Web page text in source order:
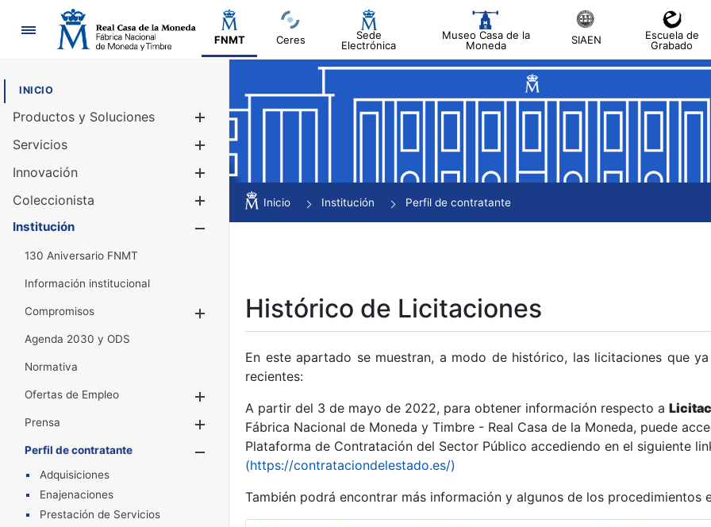
Navegación
FNMT Ceres
Sede
Electrónica
Museo Casa de la
Moneda
SIAEN
Escuela de
Grabado
INICIO
Productos y Soluciones
Mostrar/Ocultar
Servicios
Innovación
Coleccionista
Mostrar/Ocultar
Institución
130 Aniversario FNMT
Información institucional
Compromisos
Mostrar/Ocultar
Agenda 2030 y ODS
Normativa
Ofertas de Empleo
Prensa
Mostrar/Ocultar
Perfil de contratante
Mostrar/Ocultar
Adquisiciones
Enajenaciones
Prestación de Servicios
Inicio Institución Perfil de contratante
Histórico de Licitaciones
En este apartado se muestran, a modo de histórico, las licitaciones que
recientes:
A partir del 3 de mayo de 2022, para obtener información respecto a
Fábrica Nacional de Moneda y Timbre - Real Casa de la Moneda, puede
Plataforma de Contratación del Sector Público accediendo en el siguiente
(https://contrataciondelestado.es/)
También podrá encontrar más información y algunos de los procedimientos